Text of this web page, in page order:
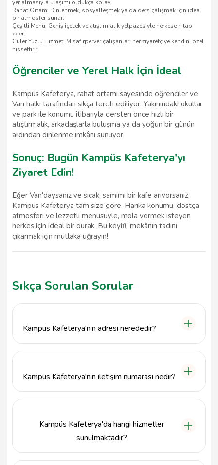
yer almasıyla ulaşımı oldukça kolay.
Rahat Ortam: Dinlenmek, sosyalleşmek ya da ders çalışmak için ideal
bir atmosfer sunar.
Çeşitli Menü: Geniş içecek ve atıştırmalık yelpazesiyle herkese hitap
eder.
Güler Yüzlü Hizmet: Misafirperver çalışanlar, her ziyaretçiye kendini özel
hissettirir.
Öğrenciler ve Yerel Halk İçin İdeal
Kampüs Kafeterya, rahat ortamı sayesinde öğrenciler ve
Van halkı tarafından sıkça tercih ediliyor. Yakınındaki okullar
ve park ile konumu itibarıyla dersten önce hızlı bir
atıştırmalık, arkadaşlarla buluşma ya da yoğun bir günün
ardından dinlenme imkânı sunuyor.
Sonuç: Bugün Kampüs Kafeterya'yı
Ziyaret Edin!
Eğer Van'daysanız ve sıcak, samimi bir kafe arıyorsanız,
Kampüs Kafeterya tam size göre. Harika konumu, dostça
atmosferi ve lezzetli menüsüyle, mola vermek isteyen
herkes için ideal bir durak. Bu keyifli mekânın tadını
çıkarmak için mutlaka uğrayın!
Sıkça Sorulan Sorular
Kampüs Kafeterya'nın adresi nerededir?
Kampüs Kafeterya'nın iletişim numarası nedir?
Kampüs Kafeterya'da hangi hizmetler
sunulmaktadır?